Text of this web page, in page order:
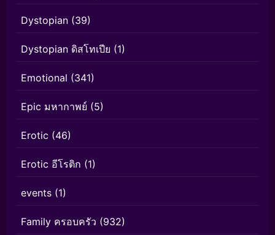
Dystopian (39)
Dystopian ดิสโทเปีย (1)
Emotional (341)
Epic มหากาพย์ (5)
Erotic (46)
Erotic อีโรติก (1)
events (1)
Family ครอบครัว (932)